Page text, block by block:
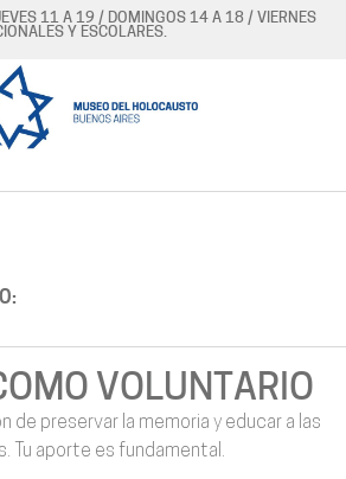
11 A 19 / DOMINGOS 14 A 18 / VIERNES
Y ESCOLARES.
VOLUNTARIO
de preservar la memoria y educar a las
Tu aporte es fundamental.